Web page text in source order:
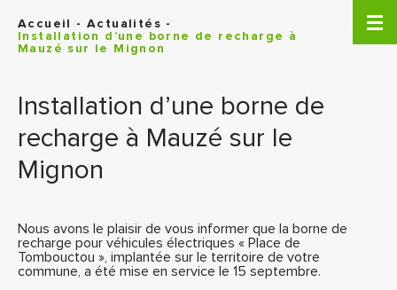
Accueil -Actualités -
Installation d’une borne de recharge à
Mauzé sur le Mignon
Installation d’une borne de
recharge à Mauzé sur le
Mignon
Nous avons le plaisir de vous informer que la borne de
recharge pour véhicules électriques « Place de
Tombouctou », implantée sur le territoire de votre
commune, a été mise en service le 15 septembre.